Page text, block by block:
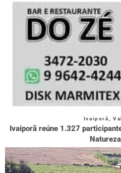
Ivaiporã
Ivaiporã reúne 1.327
Natureza